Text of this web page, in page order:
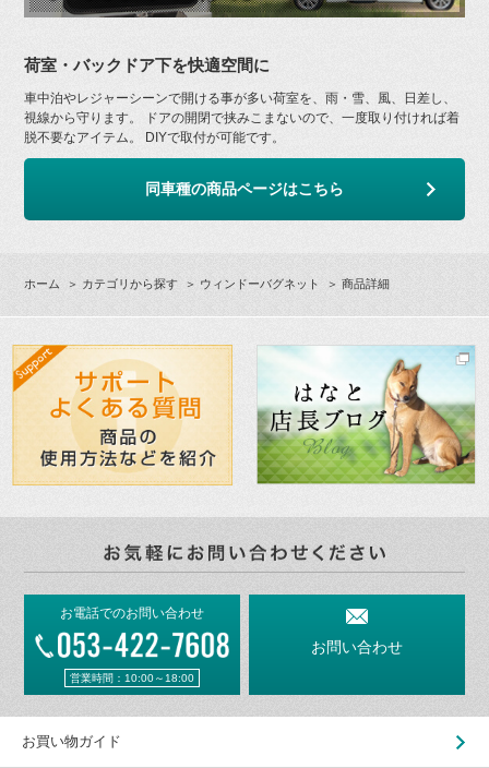
荷室・バックドア下を快適空間に
車中泊やレジャーシーンで開ける事が多い荷室を、雨・雪、風、日差し、
視線から守ります。 ドアの開閉で挟みこまないので、一度取り付ければ着
脱不要なアイテム。 DIYで取付が可能です。
同車種の商品ページはこちら
ホーム ＞ カテゴリから探す ＞ ウィンドーバグネット ＞ 商品詳細
お電話でのお問い合わせ
営業時間：10:00～18:00
お問い合わせ
お買い物ガイド